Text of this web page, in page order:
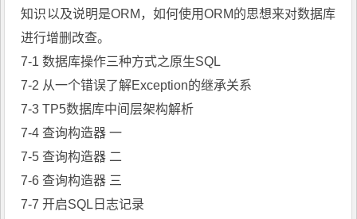
知识以及说明是ORM，如何使用ORM的思想来对数据库
进行增删改查。
7-1 数据库操作三种方式之原生SQL
7-2 从一个错误了解Exception的继承关系
7-3 TP5数据库中间层架构解析
7-4 查询构造器 一
7-5 查询构造器 二
7-6 查询构造器 三
7-7 开启SQL日志记录